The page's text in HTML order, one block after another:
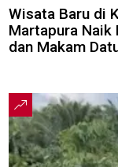
Wisata Baru di
Martapura Naik
dan Makam